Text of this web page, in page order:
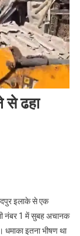
से ढहा
इलाके से एक
नंबर 1 में सुबह अचानक
इतना भीषण था